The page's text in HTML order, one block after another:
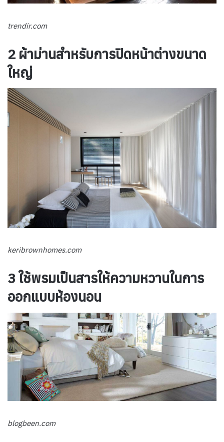
trendir.com
2 ผ้าม่านสำหรับการปิดหน้าต่างขนาด
ใหญ่
keribrownhomes.com
3 ใช้พรมเป็นสารให้ความหวานในการ
ออกแบบห้องนอน
blogbeen.com